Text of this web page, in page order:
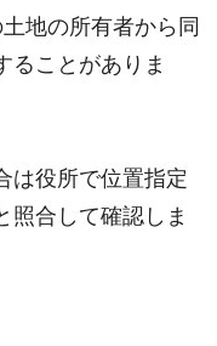
地の所有者から同
ることがありま
は役所で位置指定
照合して確認しま